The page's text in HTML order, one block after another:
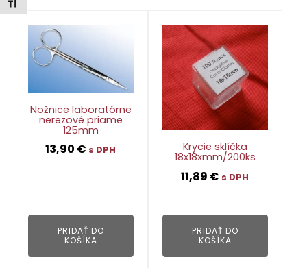
Zmeniť veľkosť písma
Nožnice laboratórne
nerezové priame
125mm
13,90 € s DPH
PRIDAŤ DO
KOŠÍKA
Krycie sklíčka
18x18xmm/200ks
11,89 € s DPH
PRIDAŤ DO
KOŠÍKA